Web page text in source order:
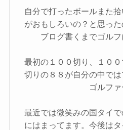
自分で打ったボールまた
がおもしろいの？と思っ
ブログ書くまでゴルフ
最初の１００切り、１０
切りの８８が自分の中で
ゴルファ
最近では微笑みの国タイ
にはまってます。今後は